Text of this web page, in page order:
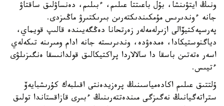
ونىڭ ايتۋىنشا، بۇل باعىتتا عىلىم، ءبىلىم، دەنساۋلىق ساقتاۋ
جانە ءوندىرىس مۇمكىندىكتەرىن بىرىكتىرۋ ماڭىزدى.
پەرسپەكتيۆالى ازىرلەمەلەر زەرتحانا دەڭگەيىندە قالىپ قويماي،
دياگنوستيكادا، ەمدەۋدە، وندىرىستە جانە ادام ومىرىنە تىكەلەي
اسەر ەتەتىن باسقا دا سالالاردا پراكتيكالىق قولدانىسقا ەنگىزىلۋى
ءتيىس.
ۇلتتىق عىلىم اكادەمياسىنىڭ پرەزيدەنتى اقىلبەك كۇرىشبايەۆ
ستراتەگيانىڭ نەگىزگى مىندەتتەرىنىڭ ءبىرى قازاقستاندا تولىق